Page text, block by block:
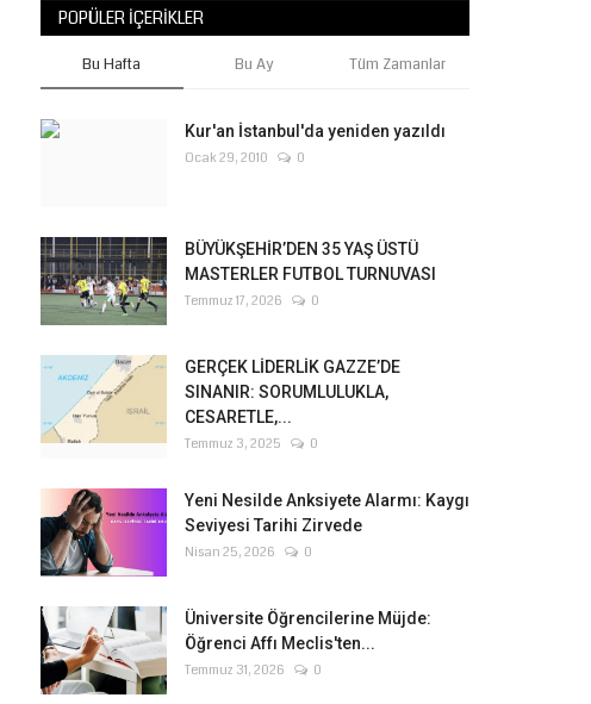
POPÜLER İÇERIKLER
Bu Hafta Bu Ay Tüm Zamanlar
Kur'an İstanbul'da yeniden yazıldı
Ocak 29, 2010 0
BÜYÜKŞEHİR’DEN 35 YAŞ ÜSTÜ
MASTERLER FUTBOL TURNUVASI
Temmuz 17, 2026 0
GERÇEK LİDERLİK GAZZE’DE
SINANIR: SORUMLULUKLA,
CESARETLE,...
Temmuz 3, 2025 0
Yeni Nesilde Anksiyete Alarmı: Kaygı
Seviyesi Tarihi Zirvede
Nisan 25, 2026 0
Üniversite Öğrencilerine Müjde:
Öğrenci Affı Meclis'ten...
Temmuz 31, 2026 0